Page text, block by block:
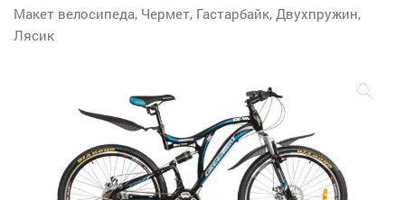
Макет велосипеда, Чермет, Гастарбайк, Двухпружин,
Лясик